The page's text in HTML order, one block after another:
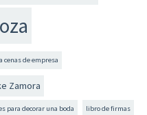
cenas de empresa
Zamora
para decorar una boda libro de firmas